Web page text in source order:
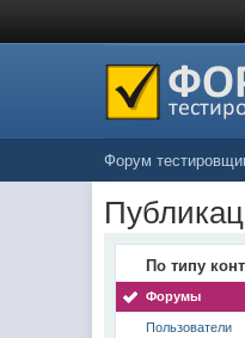
Форум
По типу
Форумы
Пользователи